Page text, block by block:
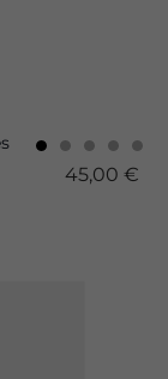
45,00 €